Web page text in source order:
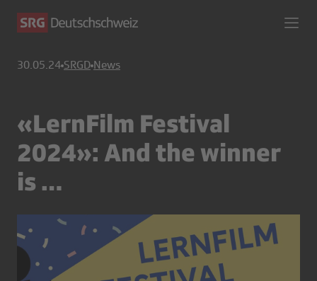
30.05.24 SRGD News
«LernFilm Festival
2024»: And the winner
is …